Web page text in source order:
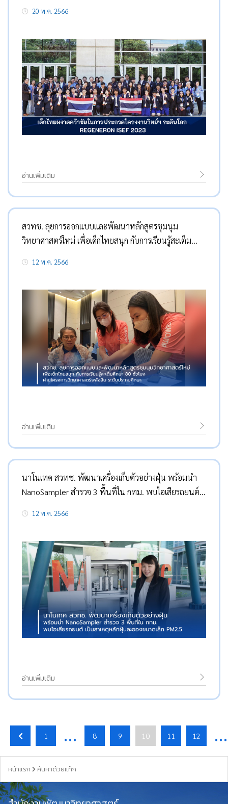
20 พ.ค. 2566
อ่านเพิ่มเติม
สวทช. ลุยการออกแบบและพัฒนาหลักสูตรชุมนุม
วิทยาศาสตร์ใหม่ เพื่อเด็กไทยสนุก กับการเรียนรู้สะเต็ม
12 พ.ค. 2566
อ่านเพิ่มเติม
นาโนเทค สวทช. พัฒนาเครื่องเก็บตัวอย่างฝุ่น พร้อมนำ
NanoSampler สำรวจ 3 พื้นที่ใน กทม. พบไอเสียรถยนต์
12 พ.ค. 2566
อ่านเพิ่มเติม
1 … 8 9 10 11 12 …
หน้าแรก ค้นหาด้วยแท็ก